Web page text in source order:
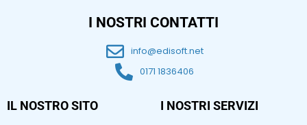
I NOSTRI CONTATTI
info@edisoft.net
0171 1836406
IL NOSTRO SITO I NOSTRI SERVIZI